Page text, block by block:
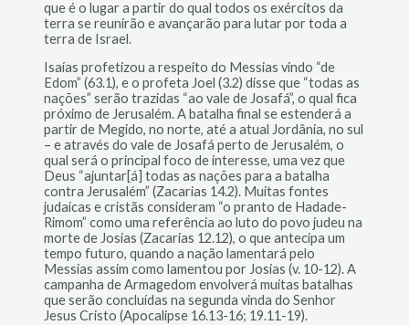
que é o lugar a partir do qual todos os exércitos da
terra se reunirão e avançarão para lutar por toda a
terra de Israel.
Isaías profetizou a respeito do Messias vindo “de
Edom” (63.1), e o profeta Joel (3.2) disse que “todas as
nações” serão trazidas “ao vale de Josafá”, o qual fica
próximo de Jerusalém. A batalha final se estenderá a
partir de Megido, no norte, até a atual Jordânia, no sul
– e através do vale de Josafá perto de Jerusalém, o
qual será o principal foco de interesse, uma vez que
Deus “ajuntar[á] todas as nações para a batalha
contra Jerusalém” (Zacarias 14.2). Muitas fontes
judaicas e cristãs consideram “o pranto de Hadade-
Rimom” como uma referência ao luto do povo judeu na
morte de Josias (Zacarias 12.12), o que antecipa um
tempo futuro, quando a nação lamentará pelo
Messias assim como lamentou por Josias (v. 10-12). A
campanha de Armagedom envolverá muitas batalhas
que serão concluídas na segunda vinda do Senhor
Jesus Cristo (Apocalipse 16.13-16; 19.11-19).